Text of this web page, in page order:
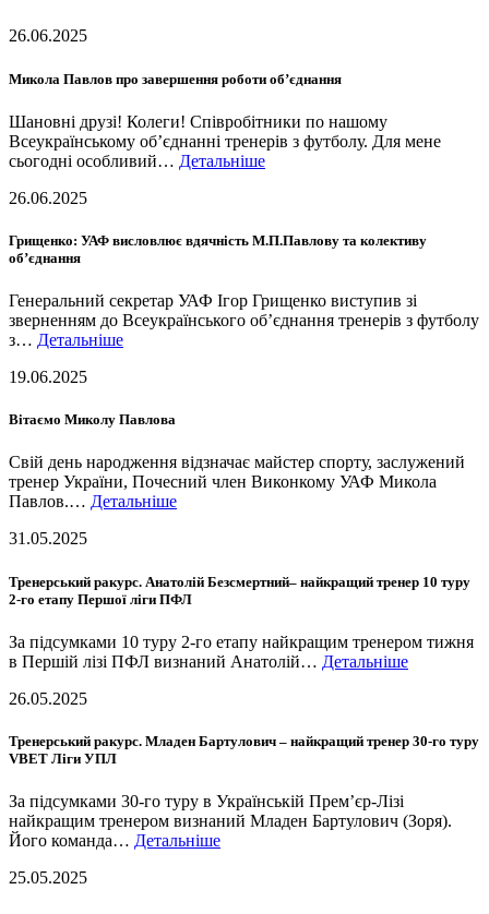
26.06.2025
Микола Павлов про завершення роботи об’єднання
Шановні друзі! Колеги! Співробітники по нашому
Всеукраїнському об’єднанні тренерів з футболу. Для мене
сьогодні особливий… Детальніше
26.06.2025
Грищенко: УАФ висловлює вдячність М.П.Павлову та колективу
об’єднання
Генеральний секретар УАФ Ігор Грищенко виступив зі
зверненням до Всеукраїнського об’єднання тренерів з футболу
з… Детальніше
19.06.2025
Вітаємо Миколу Павлова
Свій день народження відзначає майстер спорту, заслужений
тренер України, Почесний член Виконкому УАФ Микола
Павлов.… Детальніше
31.05.2025
Тренерський ракурс. Анатолій Безсмертний– найкращий тренер 10 туру
2-го етапу Першої ліги ПФЛ
За підсумками 10 туру 2-го етапу найкращим тренером тижня
в Першій лізі ПФЛ визнаний Анатолій… Детальніше
26.05.2025
Тренерський ракурс. Младен Бартулович – найкращий тренер 30-го туру
VBET Ліги УПЛ
За підсумками 30-го туру в Українській Прем’єр-Лізі
найкращим тренером визнаний Младен Бартулович (Зоря).
Його команда… Детальніше
25.05.2025